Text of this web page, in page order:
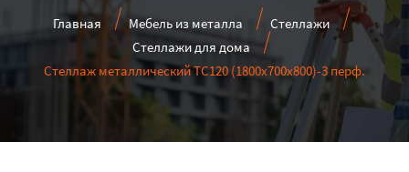
Главная Мебель из металла
Стеллажи
Стеллажи для дома
Стеллаж металлический ТС120 (1800х700х800)-3 перф.